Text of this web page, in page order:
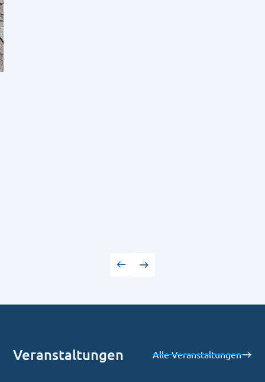
Veranstaltungen Alle Veranstaltungen